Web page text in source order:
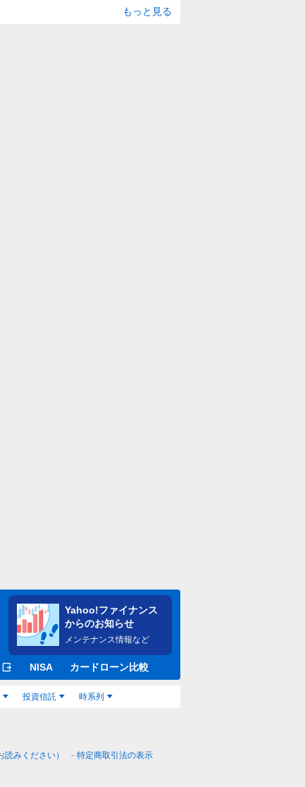
もっと見る
Yahoo!ファイナンス
からのお知らせ
メンテナンス情報など
NISA カードローン比較
投資信託 時系列
みください）
特定商取引法の表示